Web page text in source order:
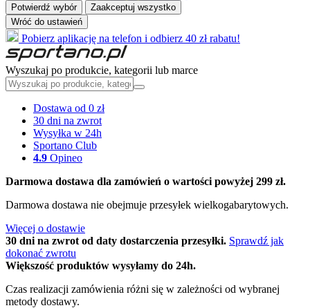
Potwierdź wybór
Zaakceptuj wszystko
Wróć do ustawień
Pobierz aplikację na telefon i odbierz 40 zł rabatu!
Wyszukaj po produkcie, kategorii lub marce
Dostawa od 0 zł
30 dni na zwrot
Wysyłka w 24h
Sportano Club
4.9 Opineo
Darmowa dostawa dla zamówień o wartości powyżej 299 zł.
Darmowa dostawa nie obejmuje przesyłek wielkogabarytowych.
Więcej o dostawie
30 dni na zwrot od daty dostarczenia przesyłki. Sprawdź jak
dokonać zwrotu
Większość produktów wysyłamy do 24h.
Czas realizacji zamówienia różni się w zależności od wybranej
metody dostawy.